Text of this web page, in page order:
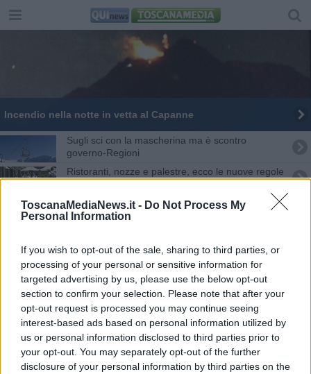
ToscanaMediaNews.it - Do Not Process My
Personal Information
If you wish to opt-out of the sale, sharing to third parties, or
processing of your personal or sensitive information for
targeted advertising by us, please use the below opt-out
section to confirm your selection. Please note that after your
opt-out request is processed you may continue seeing
interest-based ads based on personal information utilized by
us or personal information disclosed to third parties prior to
your opt-out. You may separately opt-out of the further
disclosure of your personal information by third parties on the
Incendio nella notte in vetta al Capanne
Sugli sci con la mascherina ma è scontro
governo-Regioni
Ristoranti, nozze e palestre, ecco le nuove regole
Tianmen, la porta del cielo
dell'ambiente
Covid, gli impianti di sci restano chiusi
Scompare da Roma e lo ritrovano all'Elba
Cabinovia bloccata nel vuoto, simulazione in vetta
Piste da sci chiuse in zona rossa, al 50% in zona
arancione